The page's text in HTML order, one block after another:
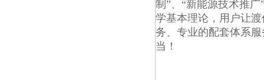
制”、“新能源技术推
学基本理论，用户让
务、专业的配套体系
当！